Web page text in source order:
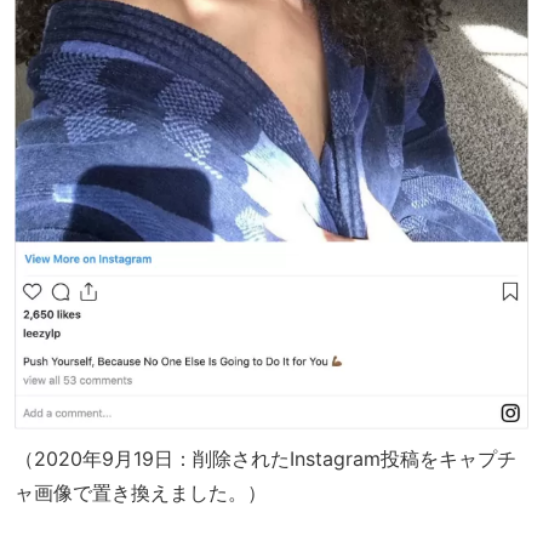
（2020年9月19日：削除されたInstagram投稿をキャプチ
ャ画像で置き換えました。）